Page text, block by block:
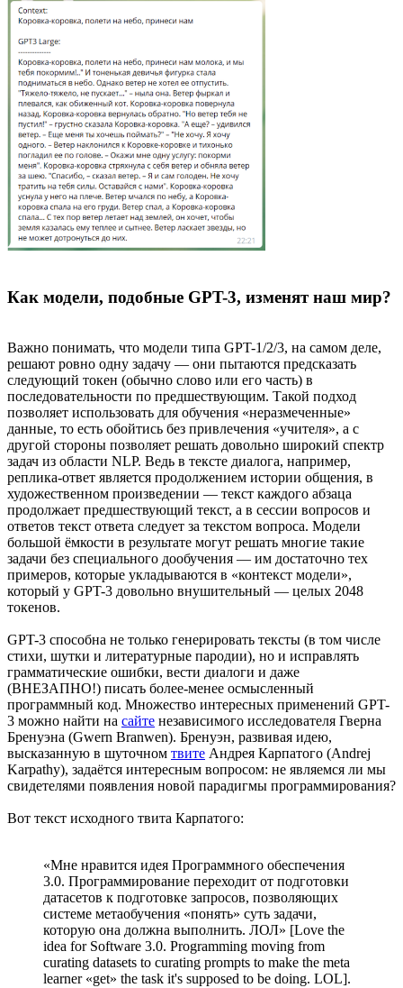
Как модели, подобные GPT-3, изменят наш мир?
Важно понимать, что модели типа GPT-1/2/3, на самом деле,
решают ровно одну задачу — они пытаются предсказать
следующий токен (обычно слово или его часть) в
последовательности по предшествующим. Такой подход
позволяет использовать для обучения «неразмеченные»
данные, то есть обойтись без привлечения «учителя», а с
другой стороны позволяет решать довольно широкий спектр
задач из области NLP. Ведь в тексте диалога, например,
реплика-ответ является продолжением истории общения, в
художественном произведении — текст каждого абзаца
продолжает предшествующий текст, а в сессии вопросов и
ответов текст ответа следует за текстом вопроса. Модели
большой ёмкости в результате могут решать многие такие
задачи без специального дообучения — им достаточно тех
примеров, которые укладываются в «контекст модели»,
который у GPT-3 довольно внушительный — целых 2048
токенов.
GPT-3 способна не только генерировать тексты (в том числе
стихи, шутки и литературные пародии), но и исправлять
грамматические ошибки, вести диалоги и даже
(ВНЕЗАПНО!) писать более-менее осмысленный
программный код. Множество интересных применений GPT-
3 можно найти на сайте независимого исследователя Гверна
Бренуэна (Gwern Branwen). Бренуэн, развивая идею,
высказанную в шуточном твите Андрея Карпатого (Andrej
Karpathy), задаётся интересным вопросом: не являемся ли мы
свидетелями появления новой парадигмы программирования?
Вот текст исходного твита Карпатого:
«Мне нравится идея Программного обеспечения
3.0. Программирование переходит от подготовки
датасетов к подготовке запросов, позволяющих
системе метаобучения «понять» суть задачи,
которую она должна выполнить. ЛОЛ» [Love the
idea for Software 3.0. Programming moving from
curating datasets to curating prompts to make the meta
learner «get» the task it's supposed to be doing. LOL].